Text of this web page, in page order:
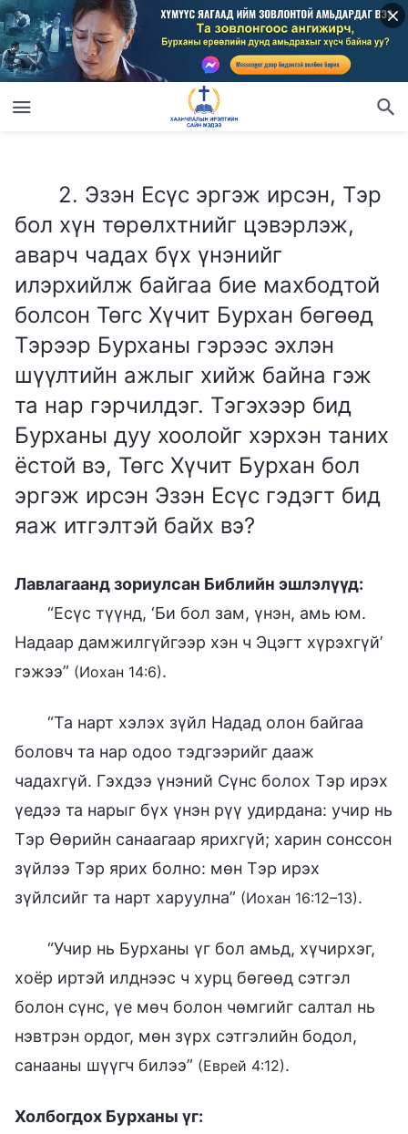
2. Эзэн Есүс эргэж ирсэн, Тэр
бол хүн төрөлхтнийг цэвэрлэж,
аварч чадах бүх үнэнийг
илэрхийлж байгаа бие махбодтой
болсон Төгс Хүчит Бурхан бөгөөд
Тэрээр Бурханы гэрээс эхлэн
шүүлтийн ажлыг хийж байна гэж
та нар гэрчилдэг. Тэгэхээр бид
Бурханы дуу хоолойг хэрхэн таних
ёстой вэ, Төгс Хүчит Бурхан бол
эргэж ирсэн Эзэн Есүс гэдэгт бид
яаж итгэлтэй байх вэ?
Лавлагаанд зориулсан Библийн эшлэлүүд:
“Есүс түүнд, ‘Би бол зам, үнэн, амь юм.
Надаар дамжилгүйгээр хэн ч Эцэгт хүрэхгүй’
гэжээ” (Иохан 14:6).
“Та нарт хэлэх зүйл Надад олон байгаа
боловч та нар одоо тэдгээрийг дааж
чадахгүй. Гэхдээ үнэний Сүнс болох Тэр ирэх
үедээ та нарыг бүх үнэн рүү удирдана: учир нь
Тэр Өөрийн санаагаар ярихгүй; харин сонссон
зүйлээ Тэр ярих болно: мөн Тэр ирэх
зүйлсийг та нарт харуулна” (Иохан 16:12–13).
“Учир нь Бурханы үг бол амьд, хүчирхэг,
хоёр иртэй илднээс ч хурц бөгөөд сэтгэл
болон сүнс, үе мөч болон чөмгийг салтал нь
нэвтрэн ордог, мөн зүрх сэтгэлийн бодол,
санааны шүүгч билээ” (Еврей 4:12).
Холбогдох Бурханы үг: